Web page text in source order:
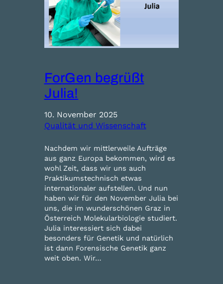
ForGen begrüßt
Julia!
10. November 2025
Qualität und Wissenschaft
Nachdem wir mittlerweile Aufträge
aus ganz Europa bekommen, wird es
wohl Zeit, dass wir uns auch
Praktikumstechnisch etwas
internationaler aufstellen. Und nun
haben wir für den November Julia bei
uns, die im wunderschönen Graz in
Österreich Molekularbiologie studiert.
Julia interessiert sich dabei
besonders für Genetik und natürlich
ist dann Forensische Genetik ganz
weit oben. Wir…